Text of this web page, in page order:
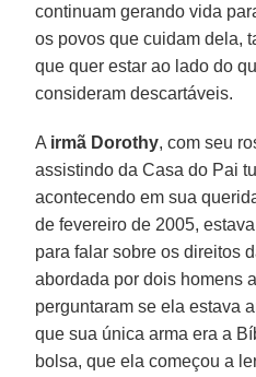
continuam gerando vida
os povos que cuidam dela,
que quer estar ao lado do
consideram descartáveis.
A irmã Dorothy, com seu
assistindo da Casa do Pai
acontecendo em sua
de fevereiro de 2005,
para falar sobre os direitos
abordada por dois homens
perguntaram se ela estava
que sua única arma era a
bolsa, que ela começou a